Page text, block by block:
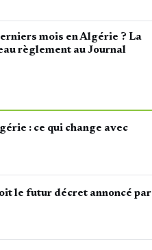
mois en Algérie ? La
règlement au Journal
: ce qui change avec
le futur décret annoncé par